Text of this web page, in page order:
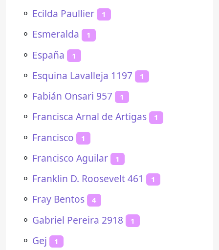
⚬ Ecilda Paullier 1
⚬ Esmeralda 1
⚬ España 1
⚬ Esquina Lavalleja 1197 1
⚬ Fabián Onsari 957 1
⚬ Francisca Arnal de Artigas 1
⚬ Francisco 1
⚬ Francisco Aguilar 1
⚬ Franklin D. Roosevelt 461 1
⚬ Fray Bentos 4
⚬ Gabriel Pereira 2918 1
⚬ Gej 1